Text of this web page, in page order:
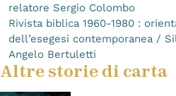
relatore Sergio Colombo
Rivista biblica 1960-1980 :
dell’esegesi contemporanea /
Angelo Bertuletti
Altre storie di carta